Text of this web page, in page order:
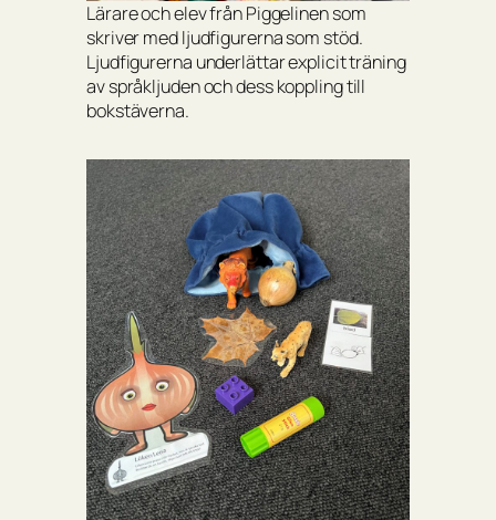
Lärare och elev från Piggelinen som
skriver med ljudfigurerna som stöd.
Ljudfigurerna underlättar explicit träning
av språkljuden och dess koppling till
bokstäverna.